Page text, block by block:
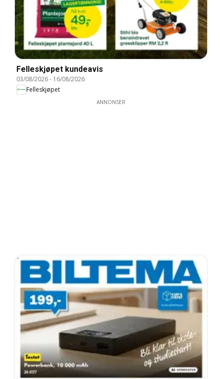
Felleskjøpet kundeavis
03/08/2026- 16/08/2026
Felleskjøpet
ANNONSER